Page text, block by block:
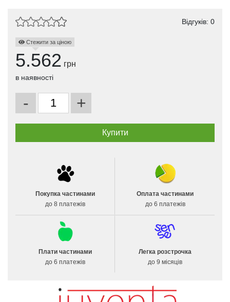
Відгуків: 0
Стежити за ціною
5.562 грн
в наявності
- +
Покупка частинами
до 8 платежів
Оплата частинами
до 6 платежів
Плати частинами
до 6 платежів
Легка розстрочка
до 9 місяців